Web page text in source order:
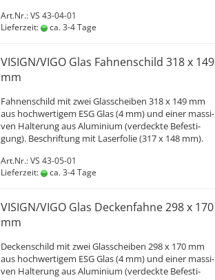
Art.Nr.: VS 43-04-01
Lieferzeit:
ca. 3-4 Tage
VI­SIGN/VIGO Glas Fah­nen­schild 318 x 149
mm
Fah­nen­schild mit zwei Glas­schei­ben 318 x 149 mm
aus hoch­wer­ti­gem ESG Glas (4 mm) und einer mas­si­
ven Hal­te­rung aus Alu­mi­ni­um (ver­deck­te Be­fes­ti­
gung). Be­schrif­tung mit La­ser­fo­lie (317 x 148 mm).
Art.Nr.: VS 43-05-01
Lieferzeit:
ca. 3-4 Tage
VI­SIGN/VIGO Glas De­cken­fah­ne 298 x 170
mm
De­cken­schild mit zwei Glas­schei­ben 298 x 170 mm
aus hoch­wer­ti­gem ESG Glas (4 mm) und einer mas­si­
ven Hal­te­rung aus Alu­mi­ni­um (ver­deck­te Be­fes­ti­